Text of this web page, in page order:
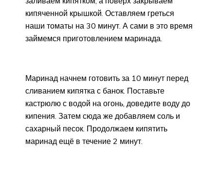
кипяченной крышкой. Оставляем греться
наши томаты на 30 минут. А сами в это время
займемся приготовлением маринада.
Маринад начнем готовить за 10 минут перед
сливанием кипятка с банок. Поставьте
кастрюлю с водой на огонь, доведите воду до
кипения. Затем сюда же добавляем соль и
сахарный песок. Продолжаем кипятить
маринад ещё в течение 2 минут.